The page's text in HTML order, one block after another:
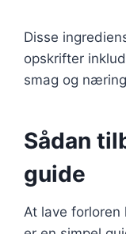
Disse
opskrifter
smag og
Sådan
guide
At lave